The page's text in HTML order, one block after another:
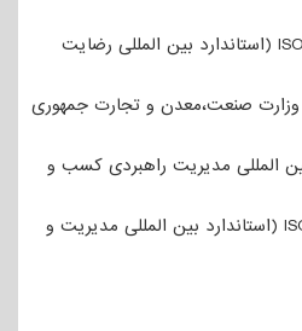
دارنده گواهینامه ISO 10004:2010 (استاندارد بین المللی رضایت
وزارت صنعت،معدن و تجارت جمهوری
المللی مدیریت راهبردی کسب و
دارنده گواهینامه ISO 9001:2008 (استاندارد بین المللی مدیریت و